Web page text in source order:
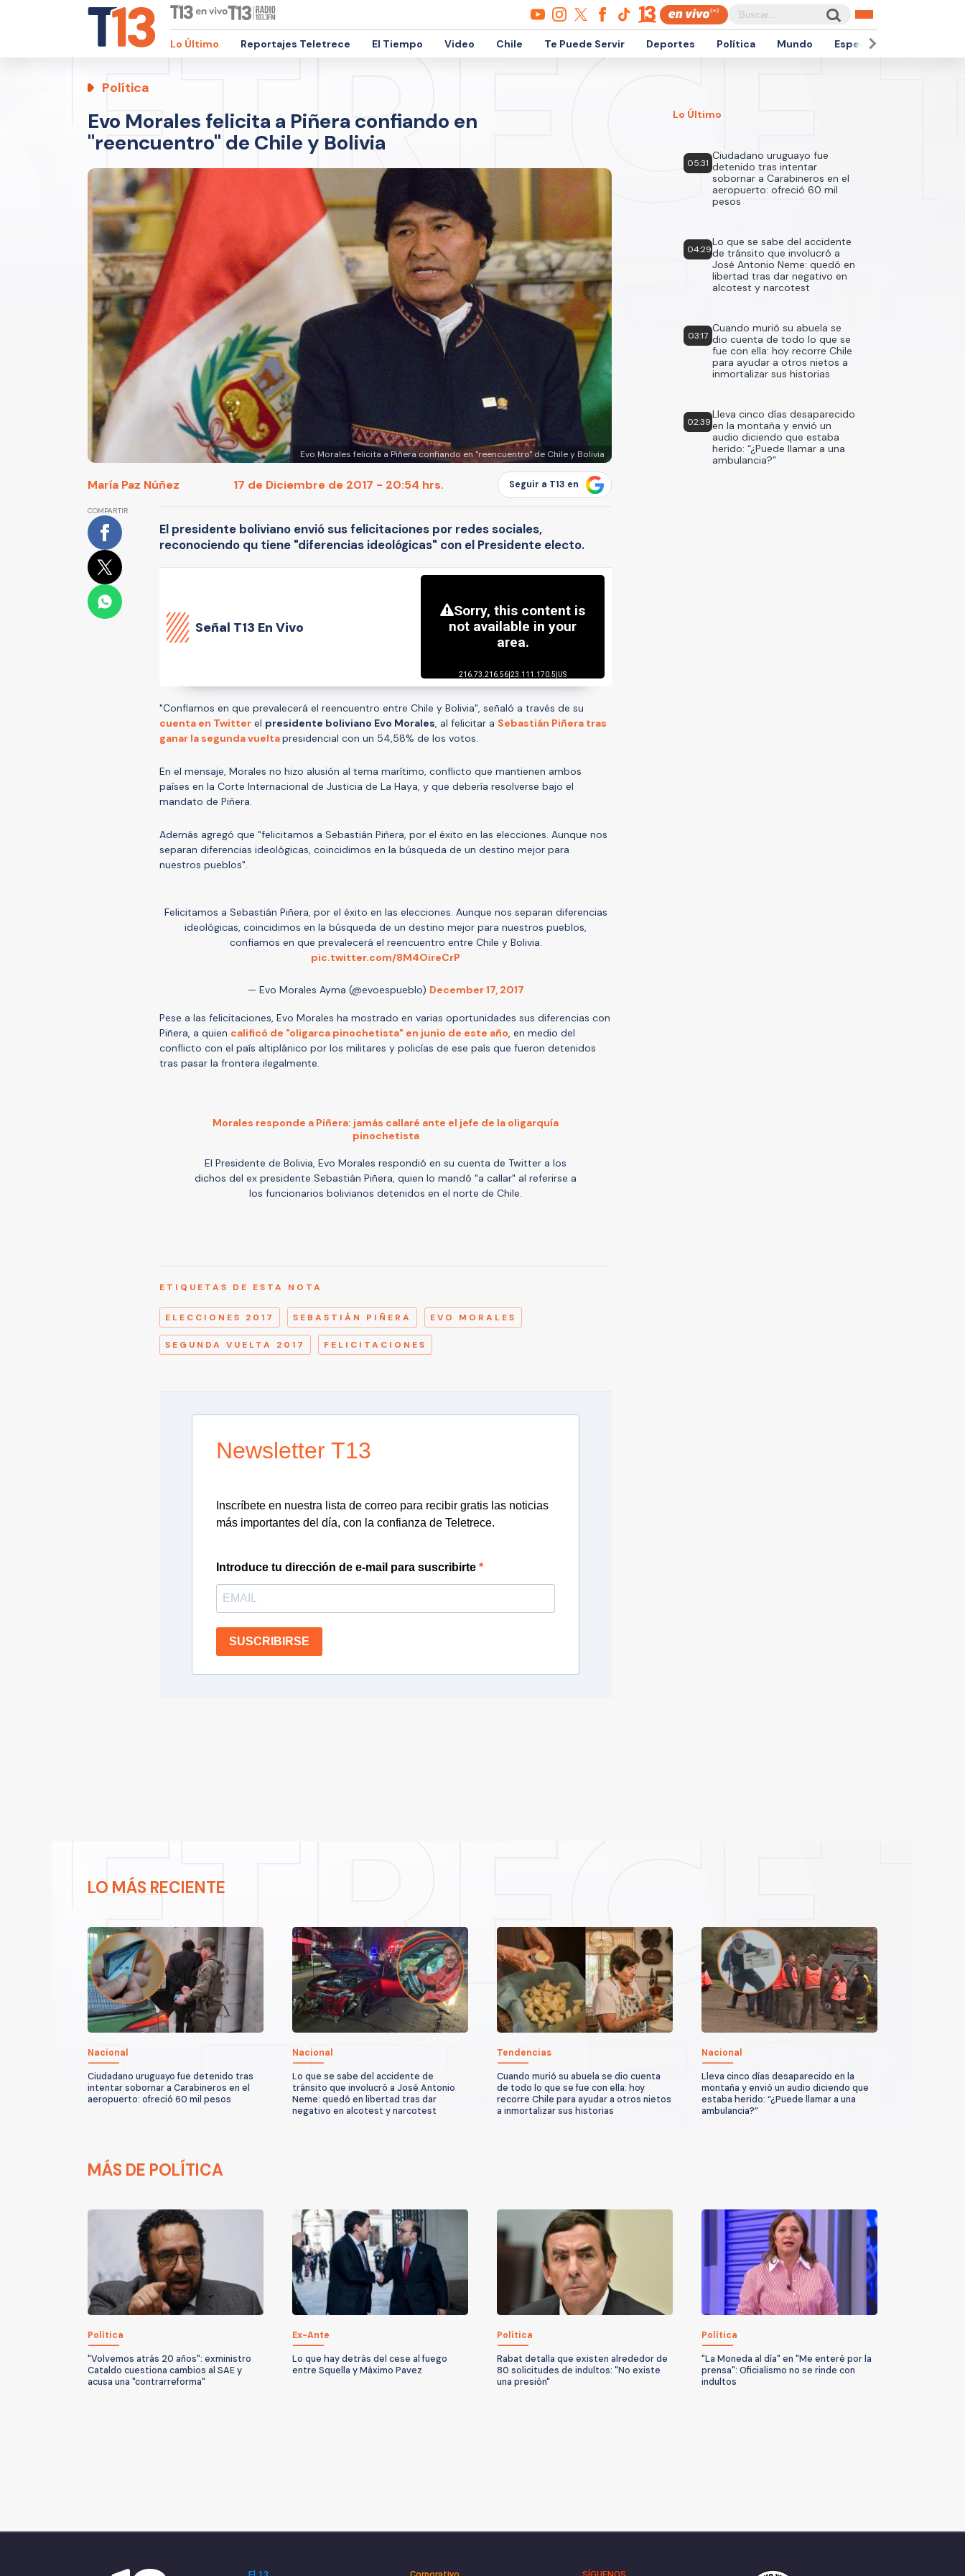
Lo Último Reportajes Teletrece El Tiempo Video Chile Te Puede Servir Deportes Política Mundo Espectáculos
Política
Evo Morales felicita a Piñera confiando en
"reencuentro" de Chile y Bolivia
Evo Morales felicita a Piñera confiando en "reencuentro" de Chile y Bolivia
María Paz Núñez 17 de Diciembre de 2017 - 20:54 hrs. Seguir a T13 en
COMPARTIR
El presidente boliviano envió sus felicitaciones por redes sociales,
reconociendo qu tiene "diferencias ideológicas" con el Presidente electo.
Señal T13 En Vivo
"Confiamos en que prevalecerá el reencuentro entre Chile y Bolivia", señaló a través de su
cuenta en Twitter el presidente boliviano Evo Morales, al felicitar a Sebastián Piñera tras
ganar la segunda vueltapresidencial con un 54,58% de los votos.
En el mensaje, Morales no hizo alusión al tema marítimo, conflicto que mantienen ambos
países en la Corte Internacional de Justicia de La Haya, y que debería resolverse bajo el
mandato de Piñera.
Además agregó que "felicitamos a Sebastián Piñera, por el éxito en las elecciones. Aunque nos
separan diferencias ideológicas, coincidimos en la búsqueda de un destino mejor para
nuestros pueblos".
Felicitamos a Sebastián Piñera, por el éxito en las elecciones. Aunque nos separan diferencias
ideológicas, coincidimos en la búsqueda de un destino mejor para nuestros pueblos,
confiamos en que prevalecerá el reencuentro entre Chile y Bolivia.
pic.twitter.com/8M4OireCrP
— Evo Morales Ayma (@evoespueblo) December 17, 2017
Pese a las felicitaciones, Evo Morales ha mostrado en varias oportunidades sus diferencias con
Piñera, a quien calificó de "oligarca pinochetista" en junio de este año, en medio del
conflicto con el país altiplánico por los militares y policías de ese país que fueron detenidos
tras pasar la frontera ilegalmente.
Morales responde a Piñera: jamás callaré ante el jefe de la oligarquía
pinochetista
El Presidente de Bolivia, Evo Morales respondió en su cuenta de Twitter a los
dichos del ex presidente Sebastián Piñera, quien lo mandó "a callar" al referirse a
los funcionarios bolivianos detenidos en el norte de Chile.
ETIQUETAS DE ESTA NOTA
ELECCIONES 2017 SEBASTIÁN PIÑERA EVO MORALES
SEGUNDA VUELTA 2017 FELICITACIONES
Newsletter T13
Inscríbete en nuestra lista de correo para recibir gratis las noticias
más importantes del día, con la confianza de Teletrece.
Introduce tu dirección de e-mail para suscribirte
SUSCRIBIRSE
Lo Último
05:31
Ciudadano uruguayo fue
detenido tras intentar
sobornar a Carabineros en el
aeropuerto: ofreció 60 mil
pesos
04:29
Lo que se sabe del accidente
de tránsito que involucró a
José Antonio Neme: quedó en
libertad tras dar negativo en
alcotest y narcotest
03:17
Cuando murió su abuela se
dio cuenta de todo lo que se
fue con ella: hoy recorre Chile
para ayudar a otros nietos a
inmortalizar sus historias
02:39
Lleva cinco días desaparecido
en la montaña y envió un
audio diciendo que estaba
herido: “¿Puede llamar a una
ambulancia?”
LO MÁS RECIENTE
Nacional
Ciudadano uruguayo fue detenido tras
intentar sobornar a Carabineros en el
aeropuerto: ofreció 60 mil pesos
Nacional
Lo que se sabe del accidente de
tránsito que involucró a José Antonio
Neme: quedó en libertad tras dar
negativo en alcotest y narcotest
Tendencias
Cuando murió su abuela se dio cuenta
de todo lo que se fue con ella: hoy
recorre Chile para ayudar a otros nietos
a inmortalizar sus historias
Nacional
Lleva cinco días desaparecido en la
montaña y envió un audio diciendo que
estaba herido: “¿Puede llamar a una
ambulancia?”
MÁS DE POLÍTICA
Política
"Volvemos atrás 20 años": exministro
Cataldo cuestiona cambios al SAE y
acusa una "contrarreforma"
Ex-Ante
Lo que hay detrás del cese al fuego
entre Squella y Máximo Pavez
Política
Rabat detalla que existen alrededor de
80 solicitudes de indultos: "No existe
una presión"
Política
"La Moneda al día" en "Me enteré por la
prensa": Oficialismo no se rinde con
indultos